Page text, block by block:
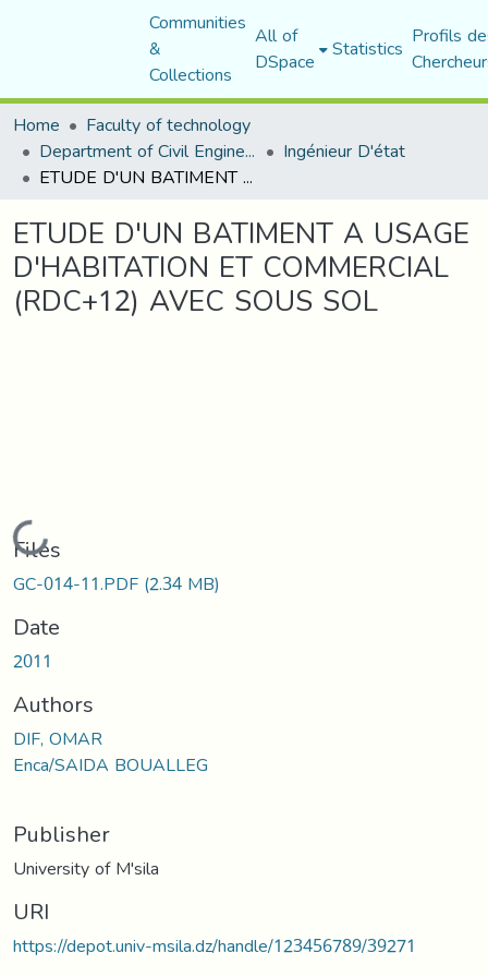
Communities
&
Collections
All of
DSpace Statistics Profils
Home
Faculty of technology
Department of Civil Engineering Ingénieur D'état
ETUDE D'UN BATIMENT A USAGE D'HABITATION ET COMMERCIAL (RDC+12) AVEC SOUS SOL
ETUDE D'UN BATIMENT A USAGE
D'HABITATION ET COMMERCIAL
(RDC+12) AVEC SOUS SOL
Loading...
Files
GC-014-11.PDF(2.34 MB)
Date
2011
Authors
DIF, OMAR
Enca/SAIDA BOUALLEG
Publisher
University of M'sila
URI
https://depot.univ-msila.dz/handle/123456789/39271